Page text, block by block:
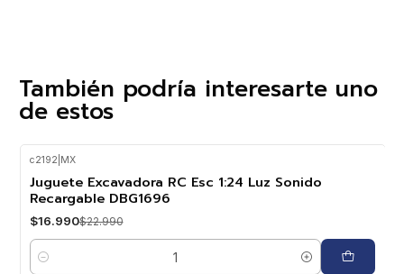
También podría interesarte uno
de estos
c2192 MX
Juguete Excavadora RC Esc 1:24 Luz Sonido
Recargable DBG1696
$16.990$22.990
Cantidad